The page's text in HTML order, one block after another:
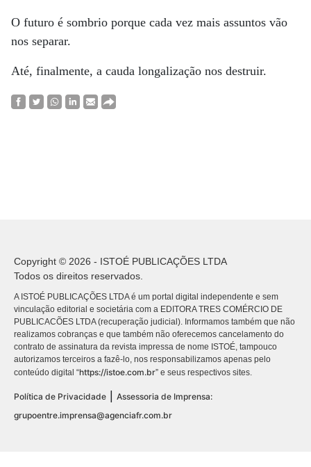
O futuro é sombrio porque cada vez mais assuntos vão
nos separar.
Até, finalmente, a cauda longalização nos destruir.
Copyright © 2026 - ISTOÉ PUBLICAÇÕES LTDA
Todos os direitos reservados.
A ISTOÉ PUBLICAÇÕES LTDA é um portal digital independente e sem
vinculação editorial e societária com a EDITORA TRES COMÉRCIO DE
PUBLICACÕES LTDA (recuperação judicial). Informamos também que não
realizamos cobranças e que também não oferecemos cancelamento do
contrato de assinatura da revista impressa de nome ISTOÉ, tampouco
autorizamos terceiros a fazê-lo, nos responsabilizamos apenas pelo
conteúdo digital “https://istoe.com.br” e seus respectivos sites.
Política de Privacidade
Assessoria de Imprensa:
grupoentre.imprensa@agenciafr.com.br